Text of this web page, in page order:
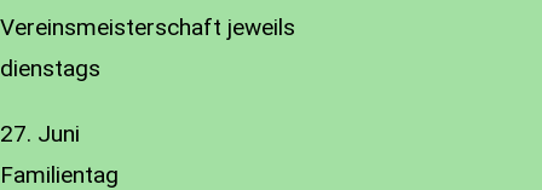
Vereinsmeisterschaft jeweils
dienstags
27. Juni
Familientag